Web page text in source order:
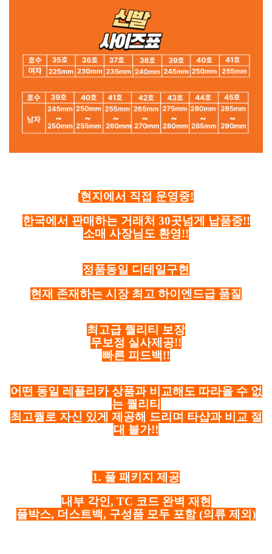
현지에서 직접 운영중!
한국에서 판매하는 거래처 30곳넘게 납품중!!
소매 사장님도 환영!!
정품동일 디테일구현
현재 존재하는 시장 최고 하이엔드급 품질
최고급 퀄리티 보장
무보정 실사제공!!
빠른 피드백!!
어떤 동일 레플리카 상품과 비교해도 따라올 수 없
는 퀄리티
최고퀄로 자신 있게 제공해 드리며 타샵과 비교 절
대 불가!!
1. 풀 패키지 제공
내부 각인, TC 코드 완벽 재현
풀박스, 더스트백, 구성품 모두 포함 (의류 제외)